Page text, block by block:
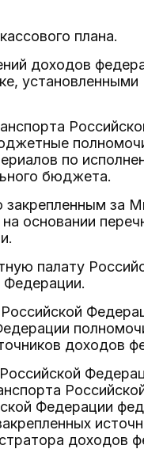
плана.
доходов
по
бюджета.
за
основании
палату
Федерации.
доходов
Федерации
доходов